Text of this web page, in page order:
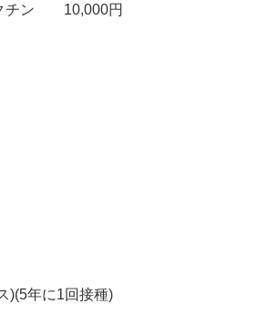
クチン 10,000円
)(5年に1回接種)